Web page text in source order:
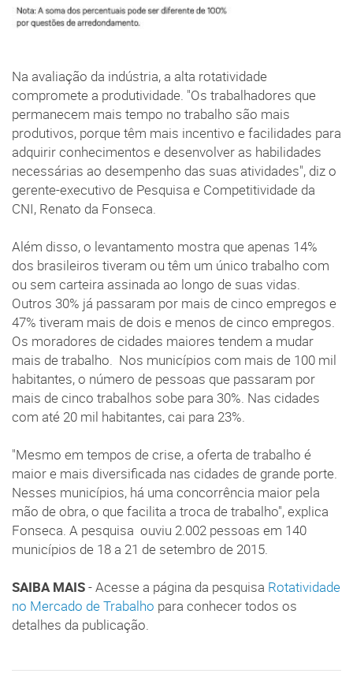
Na avaliação da indústria, a alta rotatividade
compromete a produtividade. "Os trabalhadores que
permanecem mais tempo no trabalho são mais
produtivos, porque têm mais incentivo e facilidades para
adquirir conhecimentos e desenvolver as habilidades
necessárias ao desempenho das suas atividades", diz o
gerente-executivo de Pesquisa e Competitividade da
CNI, Renato da Fonseca.
Além disso, o levantamento mostra que apenas 14%
dos brasileiros tiveram ou têm um único trabalho com
ou sem carteira assinada ao longo de suas vidas.
Outros 30% já passaram por mais de cinco empregos e
47% tiveram mais de dois e menos de cinco empregos.
Os moradores de cidades maiores tendem a mudar
mais de trabalho. Nos municípios com mais de 100 mil
habitantes, o número de pessoas que passaram por
mais de cinco trabalhos sobe para 30%. Nas cidades
com até 20 mil habitantes, cai para 23%.
"Mesmo em tempos de crise, a oferta de trabalho é
maior e mais diversificada nas cidades de grande porte.
Nesses municípios, há uma concorrência maior pela
mão de obra, o que facilita a troca de trabalho", explica
Fonseca. A pesquisa ouviu 2.002 pessoas em 140
municípios de 18 a 21 de setembro de 2015.
SAIBA MAIS- Acesse a página da pesquisa Rotatividade
no Mercado de Trabalho para conhecer todos os
detalhes da publicação.